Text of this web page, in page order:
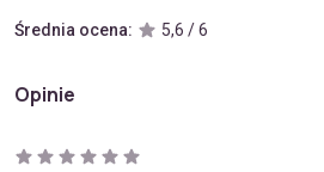
Średnia ocena: 5,6 / 6
Opinie